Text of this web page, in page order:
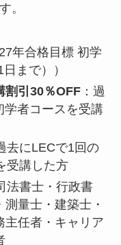
。
年合格目標 初学
まで））
割引30％OFF：過
学者コースを受講
去にLECで1回の
受講した方
法書士・行政書
量士・建築士・
主任者・キャリア